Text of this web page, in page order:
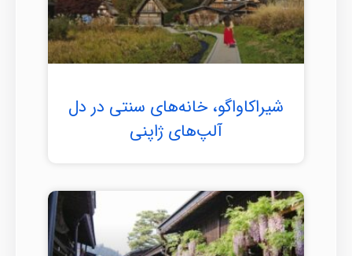
شیراکاواگو، خانه‌های سنتی در دل
آلپ‌های ژاپنی